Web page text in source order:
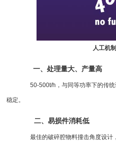
人工机
一、处理量大、产量高
50-500t/h，与同等功率下的传统设
稳定。
二、易损件消耗低
最佳的破碎腔物料撞击角度设计，